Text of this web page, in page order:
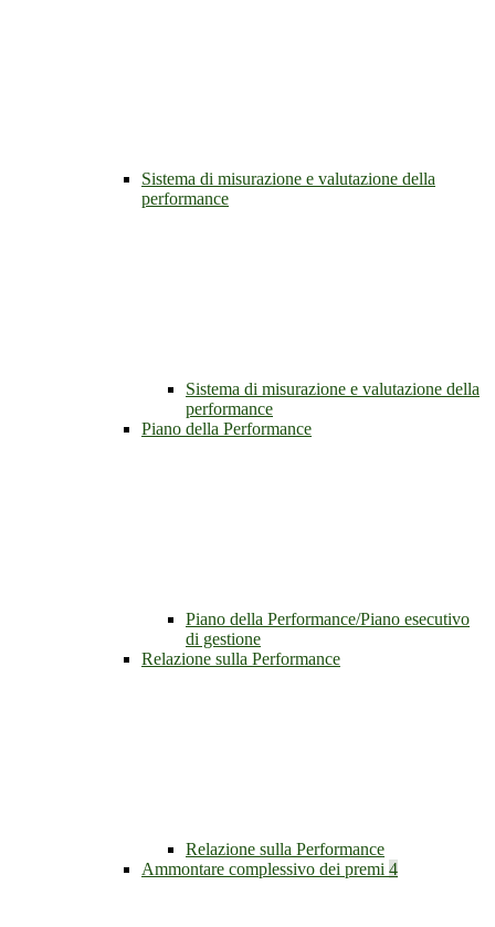
Sistema di misurazione e valutazione della
performance
Sistema di misurazione e valutazione della
performance
Piano della Performance
Piano della Performance/Piano esecutivo
di gestione
Relazione sulla Performance
Relazione sulla Performance
Ammontare complessivo dei premi 4